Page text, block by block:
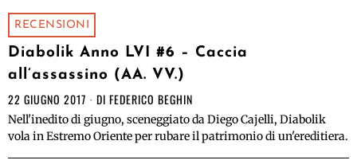
RECENSIONI
Diabolik Anno LVI #6 – Caccia
all’assassino (AA. VV.)
22 GIUGNO 2017 DI FEDERICO BEGHIN
Nell'inedito di giugno, sceneggiato da Diego Cajelli, Diabolik
vola in Estremo Oriente per rubare il patrimonio di un'ereditiera.